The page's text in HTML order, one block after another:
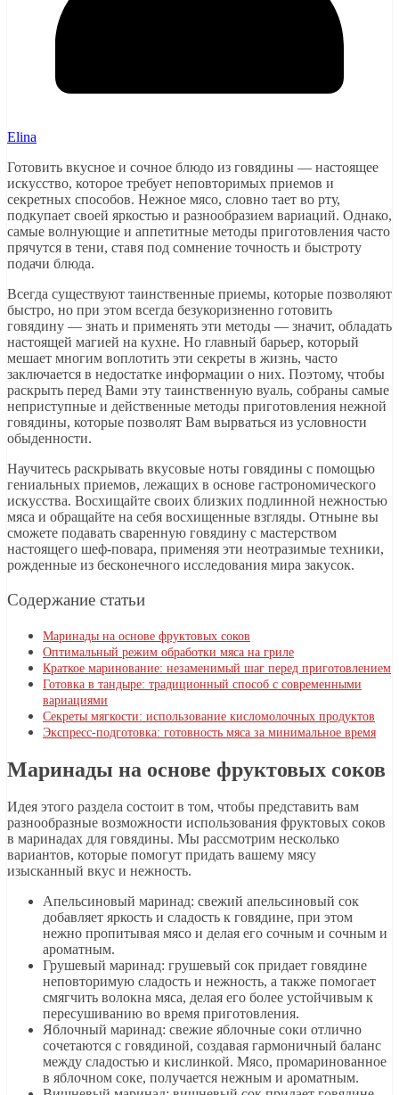
Elina
Готовить вкусное и сочное блюдо из говядины — настоящее
искусство, которое требует неповторимых приемов и
секретных способов. Нежное мясо, словно тает во рту,
подкупает своей яркостью и разнообразием вариаций. Однако,
самые волнующие и аппетитные методы приготовления часто
прячутся в тени, ставя под сомнение точность и быстроту
подачи блюда.
Всегда существуют таинственные приемы, которые позволяют
быстро, но при этом всегда безукоризненно готовить
говядину — знать и применять эти методы — значит, обладать
настоящей магией на кухне. Но главный барьер, который
мешает многим воплотить эти секреты в жизнь, часто
заключается в недостатке информации о них. Поэтому, чтобы
раскрыть перед Вами эту таинственную вуаль, собраны самые
неприступные и действенные методы приготовления нежной
говядины, которые позволят Вам вырваться из условности
обыденности.
Научитесь раскрывать вкусовые ноты говядины с помощью
гениальных приемов, лежащих в основе гастрономического
искусства. Восхищайте своих близких подлинной нежностью
мяса и обращайте на себя восхищенные взгляды. Отныне вы
сможете подавать сваренную говядину с мастерством
настоящего шеф-повара, применяя эти неотразимые техники,
рожденные из бесконечного исследования мира закусок.
Содержание статьи
Маринады на основе фруктовых соков
Оптимальный режим обработки мяса на гриле
Краткое маринование: незаменимый шаг перед приготовлением
Готовка в тандыре: традиционный способ с современными
вариациями
Секреты мягкости: использование кисломолочных продуктов
Экспресс-подготовка: готовность мяса за минимальное время
Маринады на основе фруктовых соков
Идея этого раздела состоит в том, чтобы представить вам
разнообразные возможности использования фруктовых соков
в маринадах для говядины. Мы рассмотрим несколько
вариантов, которые помогут придать вашему мясу
изысканный вкус и нежность.
Апельсиновый маринад: свежий апельсиновый сок
добавляет яркость и сладость к говядине, при этом
нежно пропитывая мясо и делая его сочным и сочным и
ароматным.
Грушевый маринад: грушевый сок придает говядине
неповторимую сладость и нежность, а также помогает
смягчить волокна мяса, делая его более устойчивым к
пересушиванию во время приготовления.
Яблочный маринад: свежие яблочные соки отлично
сочетаются с говядиной, создавая гармоничный баланс
между сладостью и кислинкой. Мясо, промаринованное
в яблочном соке, получается нежным и ароматным.